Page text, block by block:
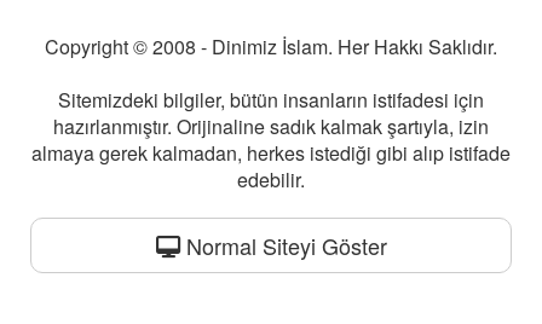
Copyright © 2008 - Dinimiz İslam. Her Hakkı Saklıdır.
Sitemizdeki bilgiler, bütün insanların istifadesi için
hazırlanmıştır. Orijinaline sadık kalmak şartıyla, izin
almaya gerek kalmadan, herkes istediği gibi alıp istifade
edebilir.
Normal Siteyi Göster